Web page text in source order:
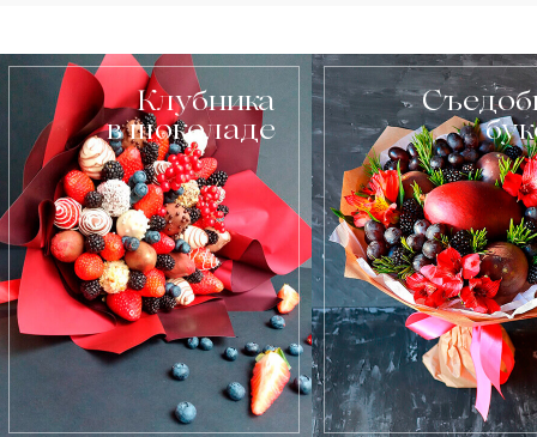
Клубника
в шоколаде